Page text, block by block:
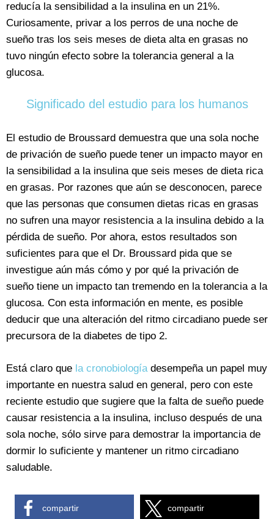
reducía la sensibilidad a la insulina en un 21%.
Curiosamente, privar a los perros de una noche de
sueño tras los seis meses de dieta alta en grasas no
tuvo ningún efecto sobre la tolerancia general a la
glucosa.
Significado del estudio para los humanos
El estudio de Broussard demuestra que una sola noche
de privación de sueño puede tener un impacto mayor en
la sensibilidad a la insulina que seis meses de dieta rica
en grasas. Por razones que aún se desconocen, parece
que las personas que consumen dietas ricas en grasas
no sufren una mayor resistencia a la insulina debido a la
pérdida de sueño. Por ahora, estos resultados son
suficientes para que el Dr. Broussard pida que se
investigue aún más cómo y por qué la privación de
sueño tiene un impacto tan tremendo en la tolerancia a la
glucosa. Con esta información en mente, es posible
deducir que una alteración del ritmo circadiano puede ser
precursora de la diabetes de tipo 2.
Está claro que la cronobiologíadesempeña un papel muy
importante en nuestra salud en general, pero con este
reciente estudio que sugiere que la falta de sueño puede
causar resistencia a la insulina, incluso después de una
sola noche, sólo sirve para demostrar la importancia de
dormir lo suficiente y mantener un ritmo circadiano
saludable.
compartir compartir